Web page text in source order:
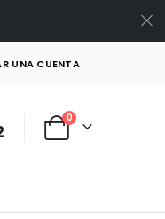
UNA CUENTA
Cart
0artículos